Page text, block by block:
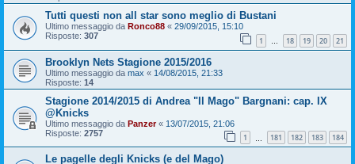
Tutti questi non all star sono meglio di Bustani
Ultimo messaggio da Ronco88 « 29/09/2015, 15:10
Risposte: 307 1 … 18 19 20 21
Brooklyn Nets Stagione 2015/2016
Ultimo messaggio da max « 14/08/2015, 21:33
Risposte: 14
Stagione 2014/2015 di Andrea "Il Mago" Bargnani: cap. IX
@Knicks
Ultimo messaggio da Panzer« 13/07/2015, 21:06
Risposte: 2757 1 181 182 183 184
Le pagelle degli Knicks (e del Mago)